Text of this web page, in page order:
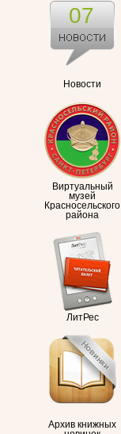
Новости
07
Виртуальный
музей
Красносельского
района
ЛитРес
Архив книжных